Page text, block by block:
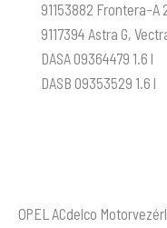
91153882 Frontera-A
9117394 Astra G,
DASA 09364479 1.6 l
DASB 09353529 1.6 l
OPEL ACdelco